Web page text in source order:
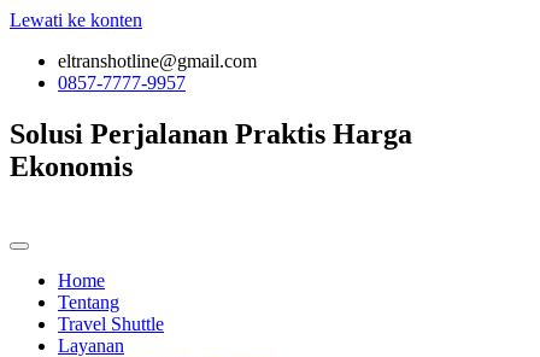
Lewati ke konten
eltranshotline@gmail.com
0857-7777-9957
Solusi Perjalanan Praktis Harga
Ekonomis
Home
Tentang
Travel Shuttle
Layanan